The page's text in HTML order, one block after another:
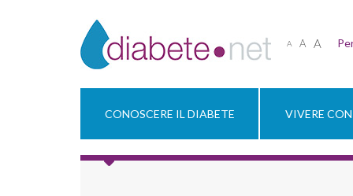
A A A
CONOSCERE IL DIABETE VIVERE